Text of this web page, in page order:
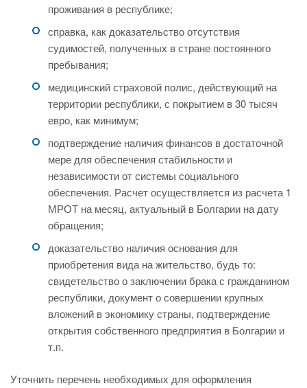
проживания в республике;
справка, как доказательство отсутствия
судимостей, полученных в стране постоянного
пребывания;
медицинский страховой полис, действующий на
территории республики, с покрытием в 30 тысяч
евро, как минимум;
подтверждение наличия финансов в достаточной
мере для обеспечения стабильности и
независимости от системы социального
обеспечения. Расчет осуществляется из расчета 1
МРОТ на месяц, актуальный в Болгарии на дату
обращения;
доказательство наличия основания для
приобретения вида на жительство, будь то:
свидетельство о заключении брака с гражданином
республики, документ о совершении крупных
вложений в экономику страны, подтверждение
открытия собственного предприятия в Болгарии и
т.п.
Уточнить перечень необходимых для оформления